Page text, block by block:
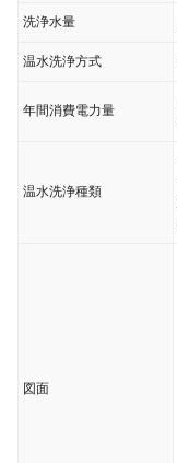
洗浄水量
温水洗浄方式
年間消費電力量
温水洗浄種類
図面